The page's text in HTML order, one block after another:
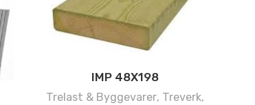
IMP 48X198
Trelast & Byggevarer, Treverk,